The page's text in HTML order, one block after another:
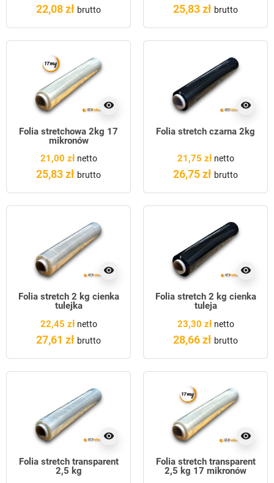
22,08 zł brutto 25,83 zł brutto
visibility
Folia stretchowa 2kg 17
mikronów
21,00 złnetto
25,83 zł brutto
visibility
Folia stretch czarna 2kg
21,75 złnetto
26,75 zł brutto
visibility
Folia stretch 2 kg cienka
tulejka
22,45 złnetto
27,61 zł brutto
visibility
Folia stretch 2 kg cienka
tuleja
23,30 złnetto
28,66 zł brutto
visibility
Folia stretch transparent
2,5 kg
visibility
Folia stretch transparent
2,5 kg 17 mikronów